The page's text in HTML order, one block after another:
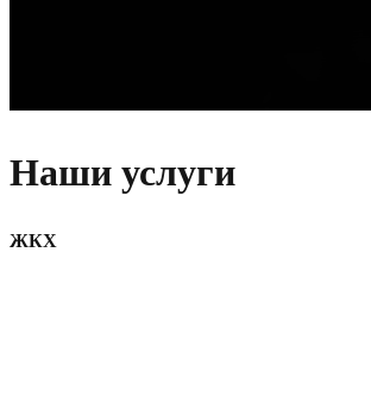
Наши услуги
ЖКХ